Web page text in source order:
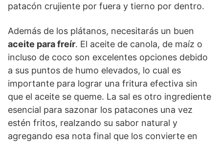
patacón crujiente por fuera y tierno por dentro.
Además de los plátanos, necesitarás un buen
aceite para freír. El aceite de canola, de maíz o
incluso de coco son excelentes opciones debido
a sus puntos de humo elevados, lo cual es
importante para lograr una fritura efectiva sin
que el aceite se queme. La sal es otro ingrediente
esencial para sazonar los patacones una vez
estén fritos, realzando su sabor natural y
agregando esa nota final que los convierte en